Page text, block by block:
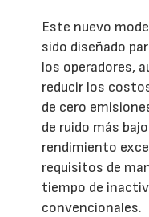
Este nuevo
sido diseñado
los operadores,
reducir los
de cero
de ruido más
rendimiento
requisitos de
tiempo de
convencionales.